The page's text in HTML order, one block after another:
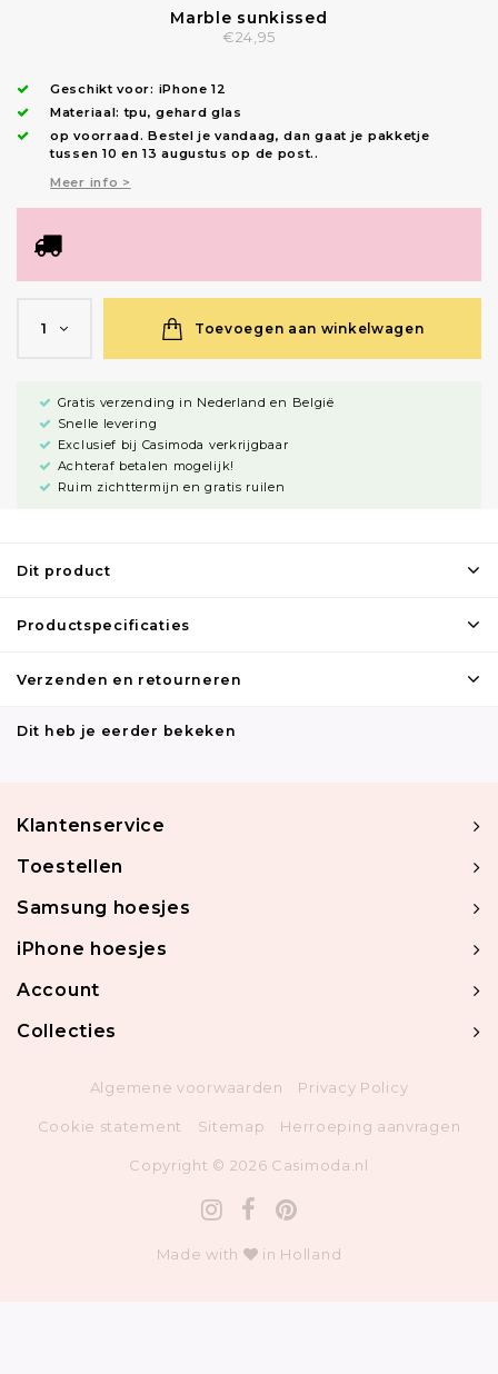
Marble sunkissed
€24,95
Geschikt voor: iPhone 12
Materiaal: tpu, gehard glas
op voorraad.Bestel je vandaag, dan gaat je pakketje
tussen 10 en 13 augustus op de post..
Meer info >
1 Toevoegen aan winkelwagen
Gratis verzending in Nederland en België
Snelle levering
Exclusief bij Casimoda verkrijgbaar
Achteraf betalen mogelijk!
Ruim zichttermijn en gratis ruilen
Dit product
Productspecificaties
Verzenden en retourneren
Dit heb je eerder bekeken
Klantenservice
Toestellen
Samsung hoesjes
iPhone hoesjes
Account
Collecties
Algemene voorwaarden Privacy Policy
Cookie statement Sitemap Herroeping aanvragen
Copyright © 2026 Casimoda.nl
Made with in Holland